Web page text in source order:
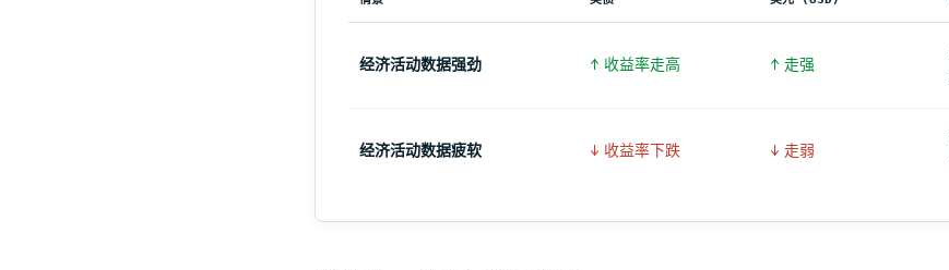
经济活动数据强劲 ↑ 收益率走高 ↑ 走强
经济活动数据疲软 ↓ 收益率下跌 ↓ 走弱